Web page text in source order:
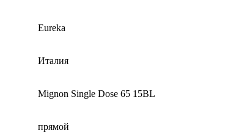
Eureka
Италия
Mignon Single Dose 65 15BL
прямой